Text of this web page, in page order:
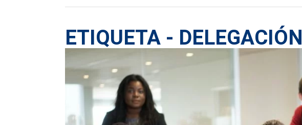
ETIQUETA - DELEGACIÓN